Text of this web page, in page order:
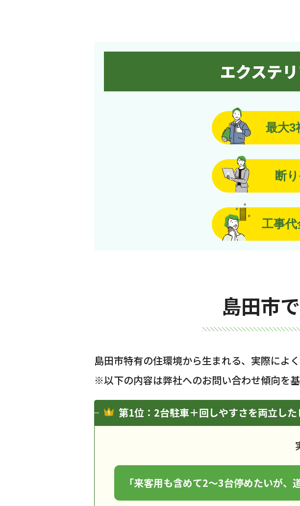
エクステ
最大3
断
工事
島田市
島田市特有の住環境から生まれる、実際によ
※以下の内容は弊社へのお問い合わせ傾向を基
第1位：2台駐車＋回しやすさを両立した
「来客用も含めて2～3台停めたいが、